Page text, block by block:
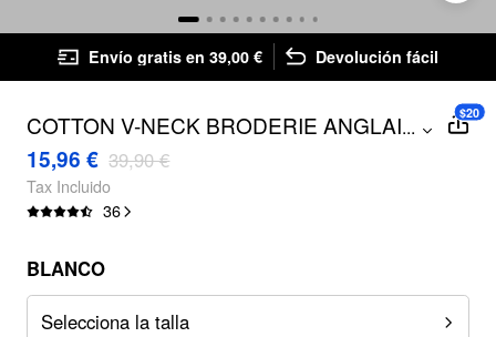
Envío gratis en 39,00 € Devolución fácil
COTTON V-NECK BRODERIE ANGLAISE
SPLIT BOWKNOT TANK TOP
...
15,96 € 39,90 €
Tax Incluido
36
$20
BLANCO
Selecciona la talla